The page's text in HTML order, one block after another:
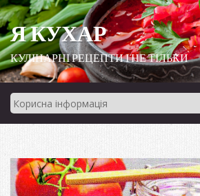
Я КУХАР
КУЛІНАРНІ РЕЦЕПТИ І НЕ ТІЛЬКИ